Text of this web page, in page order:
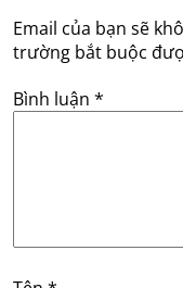
Email của bạn sẽ
trường bắt buộc
Bình luận *